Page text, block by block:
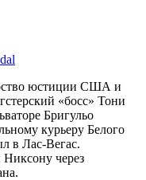
юстиции США и
«босс» Тони
Бригульо
курьеру Белого
в Лас-Вегас.
через